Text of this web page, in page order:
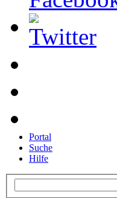
Portal
Suche
Hilfe